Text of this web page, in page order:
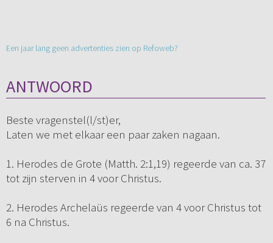
Een jaar lang geen advertenties zien op Refoweb?
ANTWOORD
Beste vragenstel(l/st)er,
Laten we met elkaar een paar zaken nagaan.
1. Herodes de Grote (Matth. 2:1,19) regeerde van ca. 37
tot zijn sterven in 4 voor Christus.
2. Herodes Archelaüs regeerde van 4 voor Christus tot
6 na Christus.